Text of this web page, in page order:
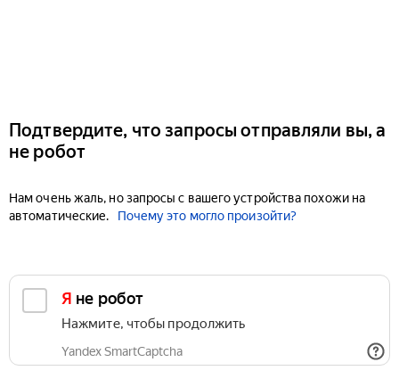
Подтвердите, что запросы отправляли вы, а
не робот
Нам очень жаль, но запросы с вашего устройства похожи на
автоматические.
Почему это могло произойти?
Я не робот
Нажмите, чтобы продолжить
Yandex SmartCaptcha